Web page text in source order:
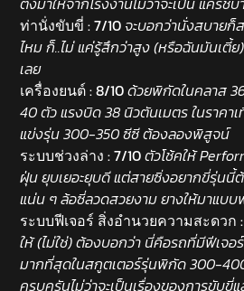
ท่านั่งขับขี่ : 7/10 จะบอกว่านั่งสบายก็
ไหม ก็..ไม่ แค่รู้สึกว่าสูง (หรือฉันมันเตี้
เลย
เครื่องยนต์ : 8/10ด้วยพิกัดในคลาส
40 ตัว แรงบิด 38 นิวตันเมตร ในราคา
แข่งรุ่น 300-350 ซีซี ต้องลองพิสูจน์
ระบบช่วงล่าง : 7/10ตัวโช้คให้
ฝุ่น ยุบเยอะยุบดี แต่สายซิ่งอยากขี่รุ่นนี้
แน่น ๆ ล้อซี่ลวดสวยงาม ยางให้มาแบบ
ระบบฟีเจอร์ สิ่งอำนวยความสะดวก
ให้ (ไม่ใช่) ต้องบอกว่า นี่คือรถที่มีฟีเจอ
มากที่สุดในสกูตเตอร์รุ่นพิกัด 300-
ครบครันไม่ว่าจะเป็นเรื่องของการขับขี่